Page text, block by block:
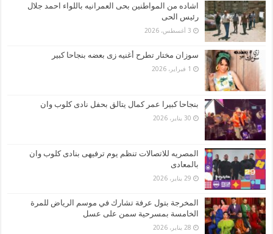
اشاده من المواطنين بحى العمرانيه باللواء احمد جلال
رئيس الحى
3 أغسطس، 2026
سوزان مختار تطرح أغنيه زى بعضه بنجاحا كبير
1 فبراير، 2026
بنجاحا كبيرا عمر كمال يتالق بحفل نادى كلوب وان
30 يناير، 2026
المصريه للاتصالات تنظم يوم ترفيهى بنادى كلوب وان
بالمعادى
29 يناير، 2026
المخرجة بتول عرفة تشارك في موسم الرياض للمرة
الخامسة بمسرحية سمن على عسل
28 يناير، 2026